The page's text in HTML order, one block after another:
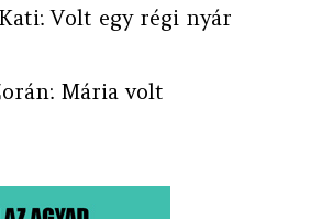
Volt egy régi nyár
Mária volt